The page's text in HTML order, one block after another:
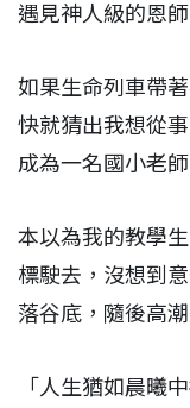
遇見神人級的恩
如果生命列車帶
快就猜出我想從
成為一名國小老
本以為我的教學
標駛去，沒想到
落谷底，隨後高
「人生猶如晨曦